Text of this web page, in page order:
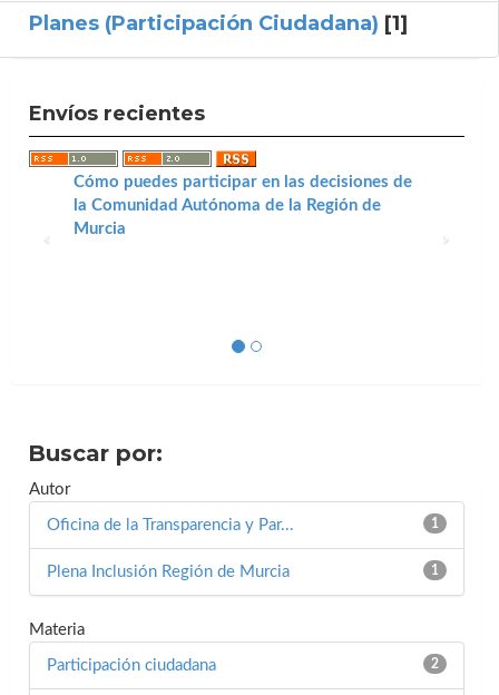
Planes (Participación Ciudadana) [1]
Envíos recientes
Cómo puedes participar en las decisiones de
la Comunidad Autónoma de la Región de
Murcia
Buscar por:
Autor
1
Oficina de la Transparencia y Par...
1
Plena Inclusión Región de Murcia
Materia
2
Participación ciudadana